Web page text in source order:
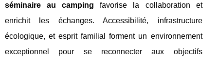
séminaire au camping favorise la collaboration et
enrichit les échanges. Accessibilité, infrastructure
écologique, et esprit familial forment un environnement
exceptionnel pour se reconnecter aux objectifs